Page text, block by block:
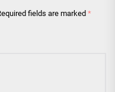
fields are marked *